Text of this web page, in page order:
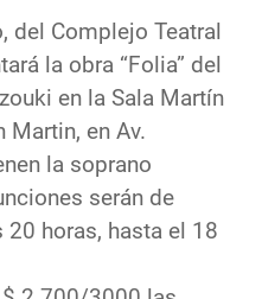
del Complejo Teatral
la obra “Folia” del
en la Sala Martín
Martin, en Av.
la soprano
serán de
horas, hasta el 18